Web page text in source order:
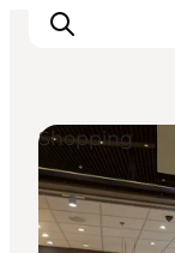
Shopping